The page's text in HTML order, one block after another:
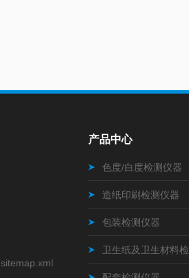
sitemap.xml
产品中心
色度/白度检测仪器
造纸印刷检测仪器
包装检测仪器
卫生纸及卫生材料检测仪器